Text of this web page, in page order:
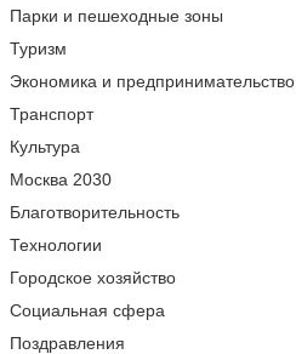
Парки и пешеходные зоны
Туризм
Экономика и предпринимательство
Транспорт
Культура
Москва 2030
Благотворительность
Технологии
Городское хозяйство
Социальная сфера
Поздравления